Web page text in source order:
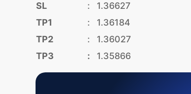
SL
:
1.36627
TP1
:
1.36184
TP2
:
1.36027
TP3
: 1.35866